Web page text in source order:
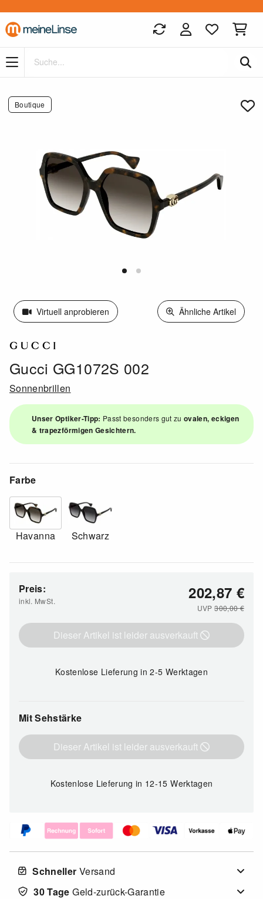
Zum Hauptinhalt springen
Boutique
Virtuell anprobieren Ähnliche Artikel
Gucci GG1072S 002
Sonnenbrillen
Unser Optiker-Tipp: Passt besonders gut zuovalen, eckigen
& trapezförmigen Gesichtern.
Farbe
Havanna Schwarz
Preis:
inkl. MwSt. 202,87 €
UVP300,00€
Dieser Artikel ist leider ausverkauft
Kostenlose Lieferungin 2-5 Werktagen
Mit Sehstärke
Dieser Artikel ist leider ausverkauft
Kostenlose Lieferungin 12-15 Werktagen
Schneller Versand
30 Tage Geld-zurück-Garantie